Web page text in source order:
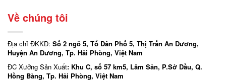
Về chúng tôi
Địa chỉ ĐKKD: Số 2 ngõ 5, Tổ Dân Phố 5, Thị Trấn An Dương,
Huyện An Dương, Tp. Hải Phòng, Việt Nam
ĐC Xưởng Sản Xuất: Khu C, số 57 km5, Lâm Sản, P.Sở Dầu, Q.
Hồng Bàng, Tp. Hải Phòng, Việt Nam